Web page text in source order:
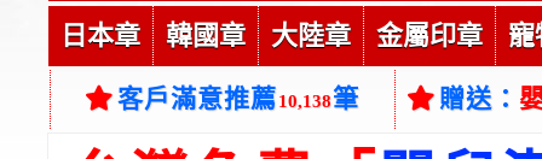
日本章 韓國章 大陸章 金屬印章 寵
客戶滿意推薦10,138筆 贈送：